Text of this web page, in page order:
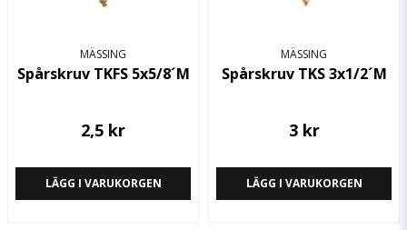
MÄSSING
Spårskruv TKFS 5x5/8´M
2,5 kr
LÄGG I VARUKORGEN
MÄSSING
Spårskruv TKS 3x1/2´M
3 kr
LÄGG I VARUKORGEN